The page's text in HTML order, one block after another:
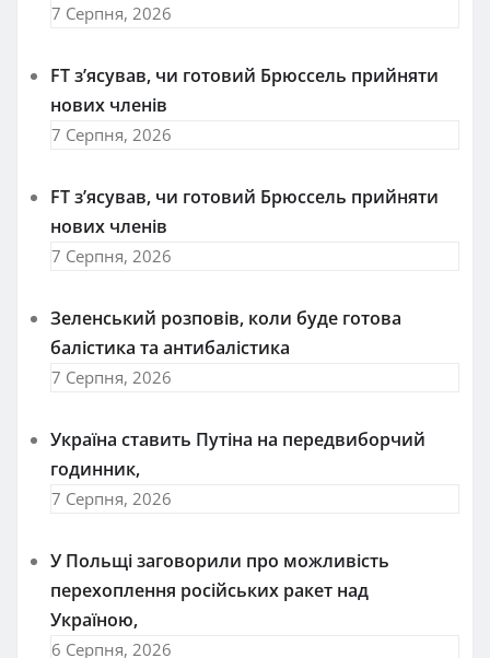
7 Серпня, 2026
FT зʼясував, чи готовий Брюссель прийняти
нових членів
7 Серпня, 2026
FT зʼясував, чи готовий Брюссель прийняти
нових членів
7 Серпня, 2026
Зеленський розповів, коли буде готова
балістика та антибалістика
7 Серпня, 2026
Україна ставить Путіна на передвиборчий
годинник,
7 Серпня, 2026
У Польщі заговорили про можливість
перехоплення російських ракет над
Україною,
6 Серпня, 2026